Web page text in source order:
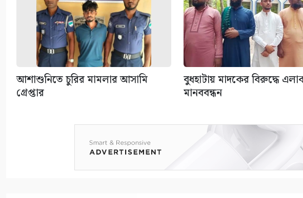
আশাশুনিতে চুরির মামলার আসামি
গ্রেপ্তার
বুধহাটায় মাদকের বিরুদ্ধে
মানববন্ধন